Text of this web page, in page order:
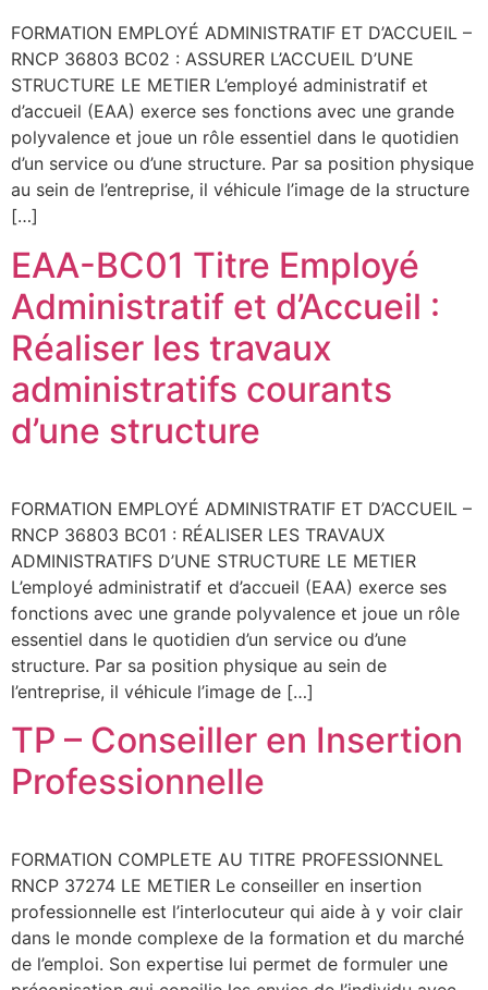
FORMATION EMPLOYÉ ADMINISTRATIF ET D’ACCUEIL –
RNCP 36803 BC02 : ASSURER L’ACCUEIL D’UNE
STRUCTURE LE METIER L’employé administratif et
d’accueil (EAA) exerce ses fonctions avec une grande
polyvalence et joue un rôle essentiel dans le quotidien
d’un service ou d’une structure. Par sa position physique
au sein de l’entreprise, il véhicule l’image de la structure
[…]
EAA-BC01 Titre Employé
Administratif et d’Accueil :
Réaliser les travaux
administratifs courants
d’une structure
FORMATION EMPLOYÉ ADMINISTRATIF ET D’ACCUEIL –
RNCP 36803 BC01 : RÉALISER LES TRAVAUX
ADMINISTRATIFS D’UNE STRUCTURE LE METIER
L’employé administratif et d’accueil (EAA) exerce ses
fonctions avec une grande polyvalence et joue un rôle
essentiel dans le quotidien d’un service ou d’une
structure. Par sa position physique au sein de
l’entreprise, il véhicule l’image de […]
TP – Conseiller en Insertion
Professionnelle
FORMATION COMPLETE AU TITRE PROFESSIONNEL
RNCP 37274 LE METIER Le conseiller en insertion
professionnelle est l’interlocuteur qui aide à y voir clair
dans le monde complexe de la formation et du marché
de l’emploi. Son expertise lui permet de formuler une